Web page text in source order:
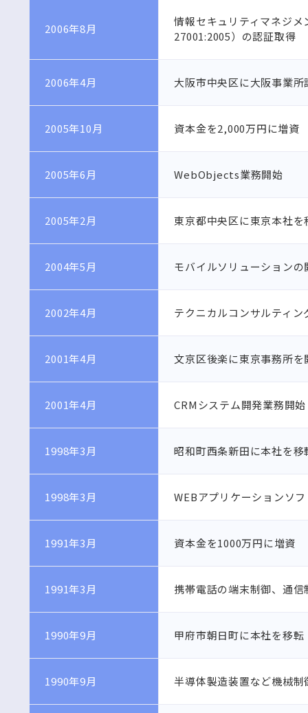
2006年8月
情報セキュリティマネジ
27001:2005）の認証取得
2006年4月 大阪市中央区に大阪事業所
2005年10月 資本金を2,000万円に増資
2005年6月 WebObjects業務開始
2005年2月 東京都中央区に東京本社を
2004年5月 モバイルソリューションの
2002年4月 テクニカルコンサルティン
2001年4月 文京区後楽に東京事務所を
2001年4月 CRMシステム開発業務開始
1998年3月 昭和町西条新田に本社を移
1998年3月 WEBアプリケーションソ
1991年3月 資本金を1000万円に増資
1991年3月 携帯電話の端末制御、通
1990年9月 甲府市朝日町に本社を移転
1990年9月 半導体製造装置など機械